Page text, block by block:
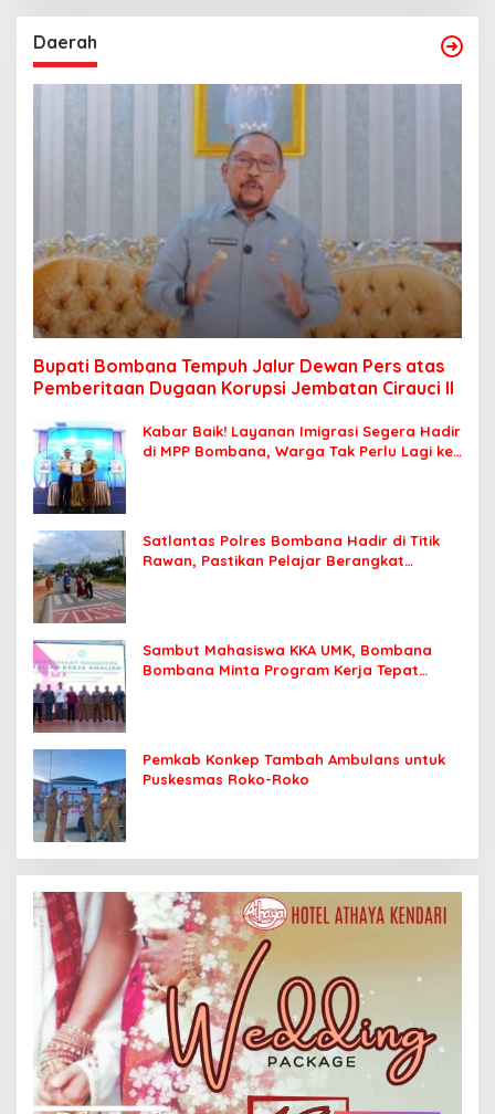
Daerah
Bupati Bombana Tempuh Jalur Dewan Pers atas
Pemberitaan Dugaan Korupsi Jembatan Cirauci II
Kabar Baik! Layanan Imigrasi Segera Hadir
di MPP Bombana, Warga Tak Perlu Lagi ke
Satlantas Polres Bombana Hadir di Titik
Rawan, Pastikan Pelajar Berangkat
Sambut Mahasiswa KKA UMK, Bombana
Bombana Minta Program Kerja Tepat
Pemkab Konkep Tambah Ambulans untuk
Puskesmas Roko-Roko